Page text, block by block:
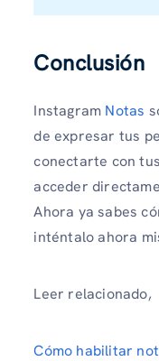
Conclusión
Instagram Notas
de expresar tus
conectarte con
acceder
Ahora ya sabes
inténtalo ahora
Leer relacionado,
Cómo habilitar